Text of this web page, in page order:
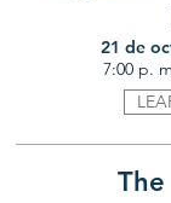
21 de
7:00 p.